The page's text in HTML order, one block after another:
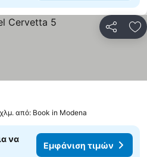
από: Book in Modena
να
Εμφάνιση τιμών